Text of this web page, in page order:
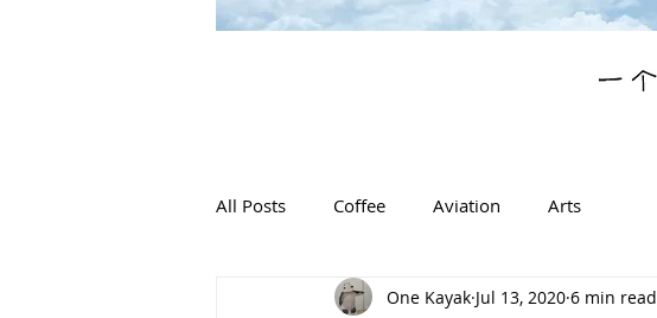
All Posts Coffee Aviation Arts
One Kayak Jul 13, 2020 6 min read